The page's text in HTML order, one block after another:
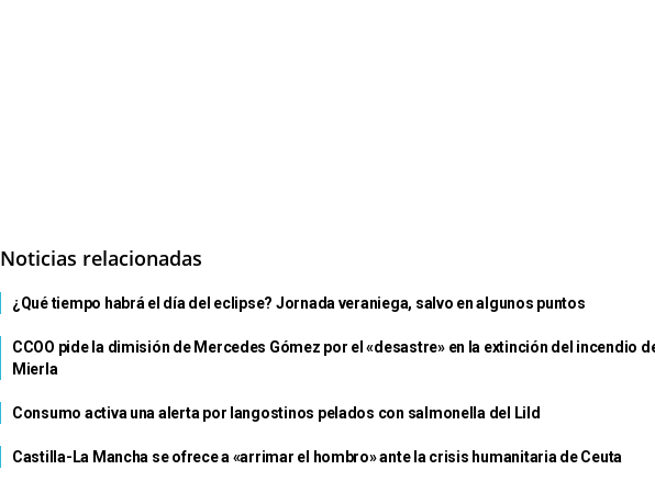
Noticias relacionadas
¿Qué tiempo habrá el día del eclipse? Jornada veraniega, salvo en algunos puntos
CCOO pide la dimisión de Mercedes Gómez por el «desastre» en la extinción del incendio
Mierla
Consumo activa una alerta por langostinos pelados con salmonella del Lild
Castilla-La Mancha se ofrece a «arrimar el hombro» ante la crisis humanitaria de Ceuta